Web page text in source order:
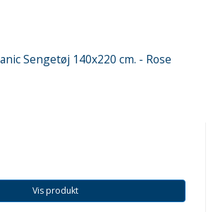
Sengetøj 140x220 cm. - Rose
Vis produkt